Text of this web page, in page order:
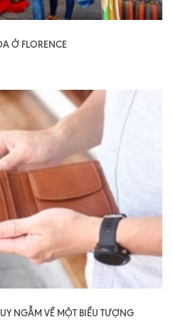
Ở FLORENCE
NGẪM VỀ MỘT BIỂU TƯỢNG